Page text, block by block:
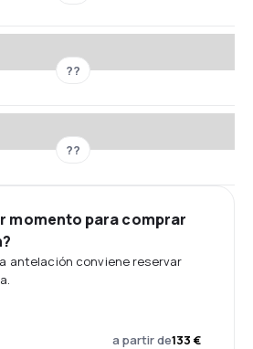
??
??
momento para comprar
antelación conviene reservar
a partir de133 €